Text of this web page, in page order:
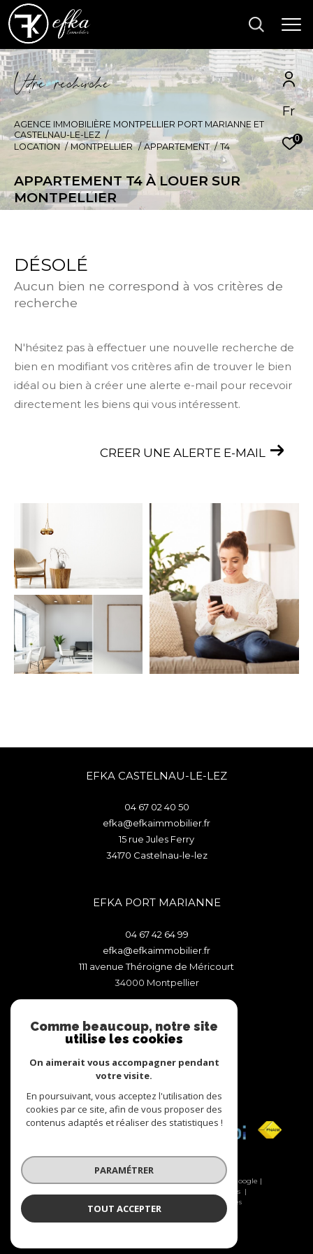
Fr
0
Vore recece
AGENCE IMMOBILIÈRE MONTPELLIER PORT MARIANNE ET
CASTELNAU-LE-LEZ
LOCATION
MONTPELLIER APPARTEMENT T4
APPARTEMENT T4 À LOUER SUR
MONTPELLIER
DÉSOLÉ
Aucun bien ne correspond à vos critères de
recherche
N'hésitez pas à effectuer une nouvelle recherche de
bien en modifiant vos critères afin de trouver le bien
idéal ou bien à créer une alerte e-mail pour recevoir
directement les biens qui vous intéressent.
CREER UNE ALERTE E-MAIL
EFKA CASTELNAU-LE-LEZ
04 67 02 40 50
efka@efkaimmobilier.fr
15 rue Jules Ferry
34170
castelnau-le-lez
EFKA PORT MARIANNE
04 67 42 64 99
efka@efkaimmobilier.fr
111 avenue Théroigne de Méricourt
34000
montpellier
Recrutement
Espace propriétaire
Adhérents
© 2026 | Tous droits réservés | Traduction powered by Google |
Mentions légales
Cookies
Comme beaucoup, notre site
utilise les cookies
On aimerait vous accompagner pendant
votre visite.
En poursuivant, vous acceptez l'utilisation des
cookies par ce site, afin de vous proposer des
contenus adaptés et réaliser des statistiques !
PARAMÉTRER
TOUT ACCEPTER